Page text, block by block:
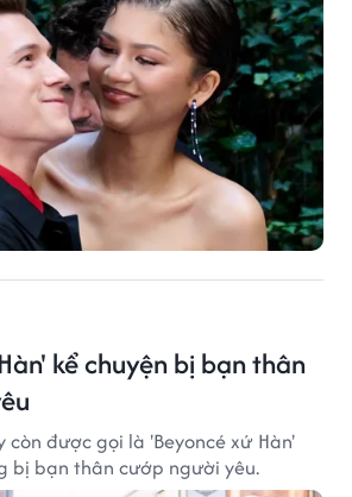
kể chuyện bị bạn thân
còn được gọi là 'Beyoncé xứ Hàn'
bị bạn thân cướp người yêu.